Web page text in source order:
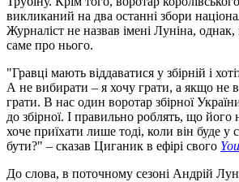
викликаний на два останні збори
Журналіст не назвав імені Луніна,
саме про нього.
"Гравці мають віддаватися у збірній і
А не вибирати – я хочу грати, а якщо не
грати. В нас один воротар збірної
до збірної. І правильно роблять, що
хоче приїхати лише тоді, коли він буде у
бути?" – сказав Циганик в ефірі свого
До слова, в поточному сезоні Андрій